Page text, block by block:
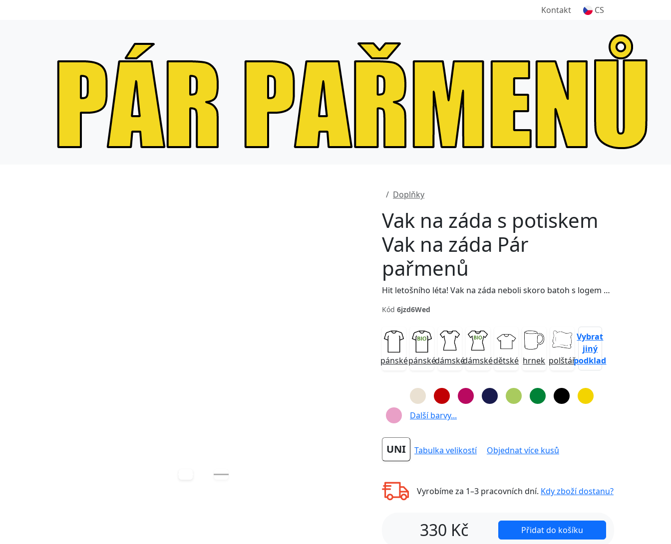
Kontakt CS
Doplňky
Vak na záda s potiskem
Vak na záda Pár
pařmenů
Hit letošního léta! Vak na záda neboli skoro batoh s logem Pár pařmenů a obřím žlutým tentononcem s pěknou básničkou uvnitř. Možnost výběru z mnoha barev!
Kód 6jzd6Wed
pánsképánskédámskédámskédětské hrnek polštář
Vybrat
jiný
podklad
Další barvy...
UNI Tabulka velikostí Objednat více kusů
Vyrobíme za 1–3 pracovních dní. Kdy zboží dostanu?
330 Kč Přidat do košíku